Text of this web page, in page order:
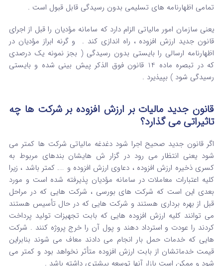
تمامی اظهارنامه های تسلیمی بدون رسیدگی قابل قبول است .
یعنی سازمان امور مالیاتی الزام دارد که سامانه مؤدیان را قبل از اجرای
قانون جدید ارزش افزوده ، راه اندازی کند . و گرنه ابراز مؤدیان در
اظهارنامه ارسالی را بایستی بدون رسیدگی ( بجز نمونه یک درصدی
که در تبصره ماده 14 قانون فوق الذکر پیش بینی شده و بایستی
رسیدگی شود ) بپیذیرد .
قانون جدید مالیات بر ارزش افزوده بر شرکت ها چه
تاثیراتی می گذارد؟
اگر قانون جدید صحیح اجرا شود دغدغه مالیاتی شرکت ها کمتر می
شود یعنی انتظار می رود در گزار ش هایشان بندهای مربوط به
کسری ذخیره ارزش افزوده ، دعاوی ارزش افزوده و …. کمتر باشد ، زیرا
کلیه اعتبارات معاملات در سامانه مؤدیان پذیرفته شده است و مورد
بعدی این است که شرکت های بورسی ، شرکت هایی که در مراحل
قبل از بهره برداری هستند و شرکت هایی که در حال تأسیس هستند
می توانند کلیه ارزش افزوده هایی که بابت تجهیزات تولید پرداخت
کردند را عودت و استرداد دهند و پول آن را خرج پروژه کنند . شرکت
هایی که خدمات حمل بار انجام می دادند معاف می شوند بنابراین
قیمت خدماتشان از بابت ارزش افزوده متأثر نخواهد بود و کمتر می
شود و ممکن است بازار آنها توسعه بیشتری داشته باشد .